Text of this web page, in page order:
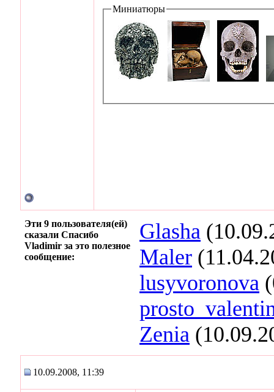
Миниатюры
Эти 9 пользователя(ей)
сказали Спасибо
Vladimir за это полезное
сообщение:
Glasha
Maler
lusyvoronova
Zenia
10.09.2008, 11:39